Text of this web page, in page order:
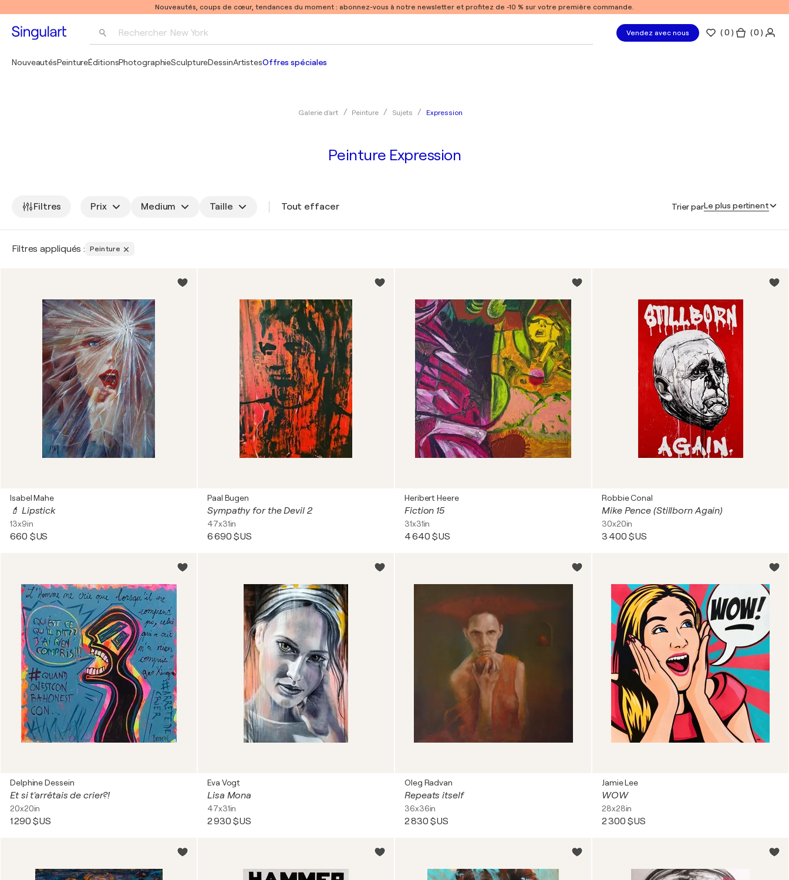
Nouveautés, coups de cœur, tendances du moment : abonnez-vous à notre newsletter et profitez de -10 % sur votre première commande.
Rechercher New York Vendez avec nous (0 ) ( 0 )
NouveautésPeintureÉditionsPhotographieSculptureDessinArtistesOffres spéciales
Galerie d'art Peinture Sujets Expression
Peinture Expression
Filtres Prix Medium Taille Tout effacer Trier parLe plus pertinent
Filtres appliqués : Peinture
Isabel Mahe
💄 Lipstick
13x9in
660 $US
Paal Bugen
Sympathy for the Devil 2
47x31in
6 690 $US
Heribert Heere
Fiction 15
31x31in
4 640 $US
Robbie Conal
Mike Pence (Stillborn Again)
30x20in
3 400 $US
Delphine Dessein
Et si t'arrêtais de crier?!
20x20in
1 290 $US
Eva Vogt
Lisa Mona
47x31in
2 930 $US
Oleg Radvan
Repeats itself
36x36in
2 830 $US
Jamie Lee
WOW
28x28in
2 300 $US